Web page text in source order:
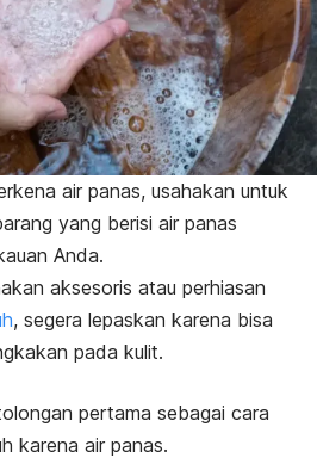
air panas, usahakan untuk
yang berisi air panas
Anda.
aksesoris atau perhiasan
, segera lepaskan karena bisa
pada kulit.
pertama sebagai cara
karena air panas.